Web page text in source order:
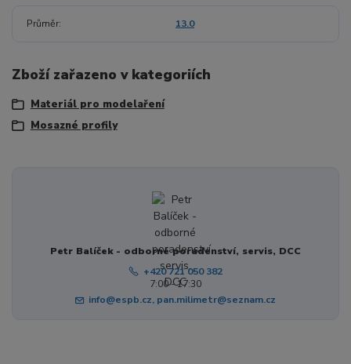
Průměr 13.0
Zboží zařazeno v kategoriích
Materiál pro modelaření
Mosazné profily
Petr Balíček - odborné poradenství, servis, DCC
+420 721 050 382
7:00 - 17:30
info@espb.cz, pan.milimetr@seznam.cz